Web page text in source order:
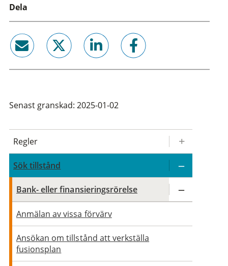
Dela
Senast granskad: 2025-01-02
Regler
Sök tillstånd
Bank- eller finansieringsrörelse
Anmälan av vissa förvärv
Ansökan om tillstånd att verkställa
fusionsplan